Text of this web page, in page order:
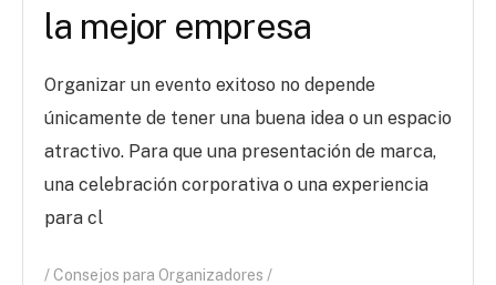
la mejor empresa
Organizar un evento exitoso no depende
únicamente de tener una buena idea o un espacio
atractivo. Para que una presentación de marca,
una celebración corporativa o una experiencia
para cl
Consejos para Organizadores